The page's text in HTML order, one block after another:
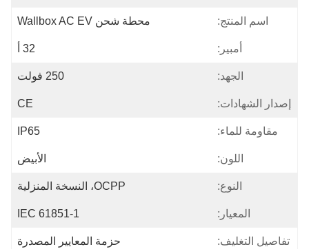
اسم المنتج: محطة شحن Wallbox AC EV
أمبير: 32 أ
الجهد: 250 فولت
إصدار الشهادات: CE
مقاومة للماء: IP65
اللون: الأبيض
النوع: OCPP، النسخة المنزلية
المعيار: IEC 61851-1
تفاصيل التغليف: حزمة المعايير المصدرة